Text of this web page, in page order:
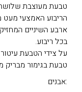
טבעת מעוצבת שלושה
הריבוע האמצעי מעט
ארבע השיניים
בכל ריבוע.
על צידי הטבעת
טבעת בגימור מבריק
:אבנים